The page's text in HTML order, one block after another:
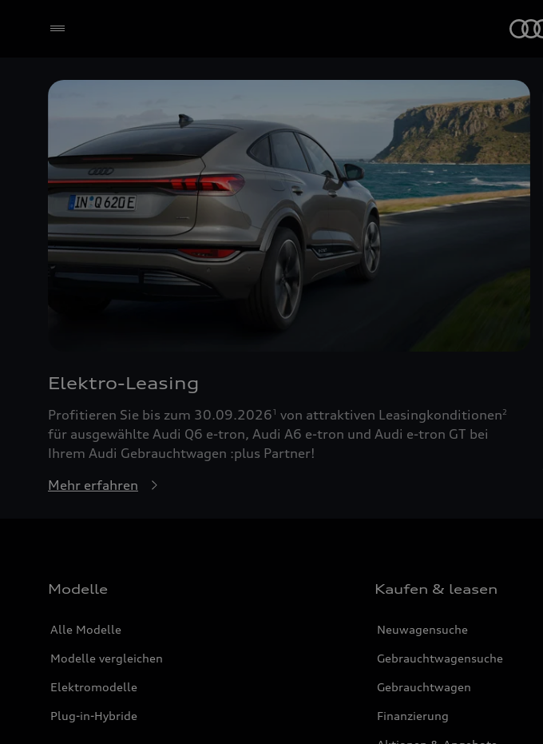
Elektro-Leasing
Profitieren Sie bis zum 30.09.20261 von attraktiven Leasingkonditionen2
für ausgewählte Audi Q6 e-tron, Audi A6 e-tron und Audi e-tron GT bei
Ihrem Audi Gebrauchtwagen :plus Partner!
Mehr erfahren
Modelle
Alle Modelle
Modelle vergleichen
Elektromodelle
Plug-in-Hybride
Kaufen & leasen
Neuwagensuche
Gebrauchtwagensuche
Gebrauchtwagen
Finanzierung